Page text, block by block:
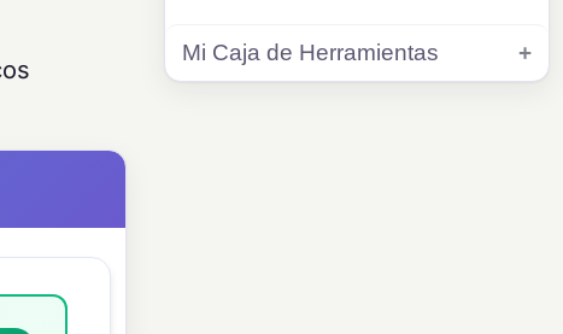
Mi Caja de Herramientas